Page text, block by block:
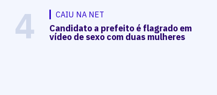
4 CAIU NA NET
Candidato a prefeito é flagrado em
vídeo de sexo com duas mulheres